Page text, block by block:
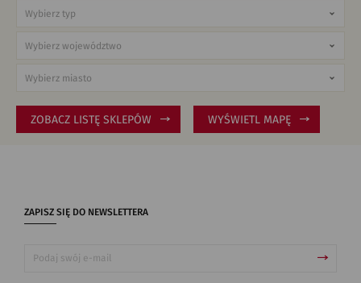
ZOBACZ LISTĘ SKLEPÓW WYŚWIETL MAPĘ
ZAPISZ SIĘ DO NEWSLETTERA